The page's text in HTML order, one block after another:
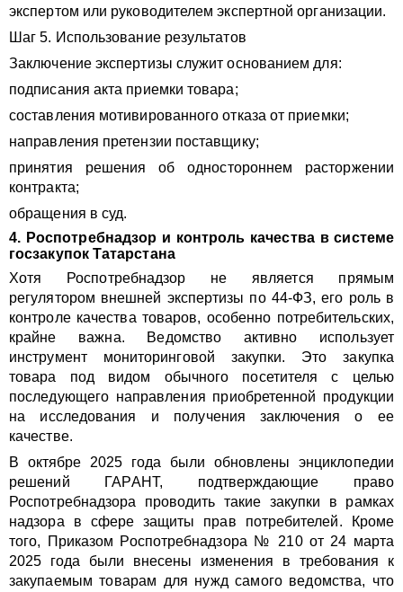
экспертом или руководителем экспертной организации.
Шаг 5. Использование результатов
Заключение экспертизы служит основанием для:
подписания акта приемки товара;
составления мотивированного отказа от приемки;
направления претензии поставщику;
принятия решения об одностороннем расторжении
контракта;
обращения в суд.
4. Роспотребнадзор и контроль качества в системе
госзакупок Татарстана
Хотя Роспотребнадзор не является прямым
регулятором внешней экспертизы по 44-ФЗ, его роль в
контроле качества товаров, особенно потребительских,
крайне важна. Ведомство активно использует
инструмент мониторинговой закупки. Это закупка
товара под видом обычного посетителя с целью
последующего направления приобретенной продукции
на исследования и получения заключения о ее
качестве.
В октябре 2025 года были обновлены энциклопедии
решений ГАРАНТ, подтверждающие право
Роспотребнадзора проводить такие закупки в рамках
надзора в сфере защиты прав потребителей. Кроме
того, Приказом Роспотребнадзора № 210 от 24 марта
2025 года были внесены изменения в требования к
закупаемым товарам для нужд самого ведомства, что